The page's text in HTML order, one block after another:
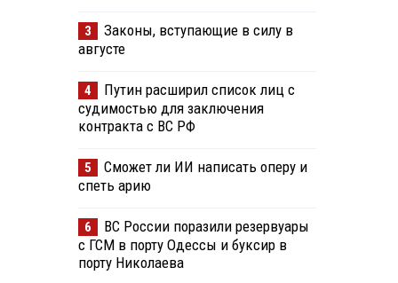
3
Законы, вступающие в силу в
августе
4
Путин расширил список лиц с
судимостью для заключения
контракта с ВС РФ
5
Сможет ли ИИ написать оперу и
спеть арию
6
ВС России поразили резервуары
с ГСМ в порту Одессы и буксир в
порту Николаева